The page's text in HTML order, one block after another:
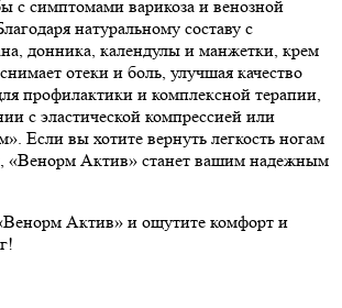
с симптомами варикоза и венозной
натуральному составу с
донника, календулы и манжетки, крем
отеки и боль, улучшая качество
профилактики и комплексной терапии,
с эластической компрессией или
Если вы хотите вернуть легкость ногам
«Венорм Актив» станет вашим надежным
Актив» и ощутите комфорт и